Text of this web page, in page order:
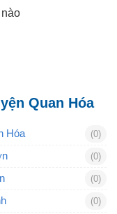
Quan Hóa
Hóa (0)
(0)
(0)
(0)